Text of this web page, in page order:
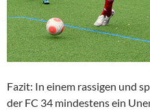
Fazit: In einem rassigen und
der FC 34 mindestens ein